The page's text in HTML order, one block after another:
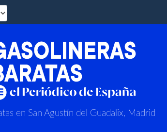
en San Agustín del Guadalix, Madrid